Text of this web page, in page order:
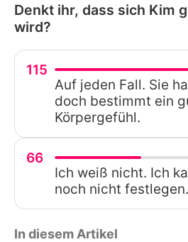
Denkt ihr, dass sich Kim
wird?
115
Auf jeden Fall. Sie
doch bestimmt ein
Körpergefühl.
66
Ich weiß nicht. Ich
noch nicht festlegen.
In diesem Artikel